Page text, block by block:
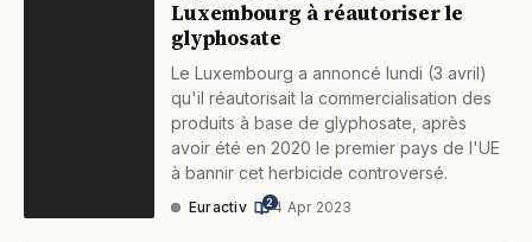
Luxembourg à réautoriser le
glyphosate
Le Luxembourg a annoncé lundi (3 avril)
qu'il réautorisait la commercialisation des
produits à base de glyphosate, après
avoir été en 2020 le premier pays de l'UE
à bannir cet herbicide controversé.
Euractiv 2·4 Apr 2023